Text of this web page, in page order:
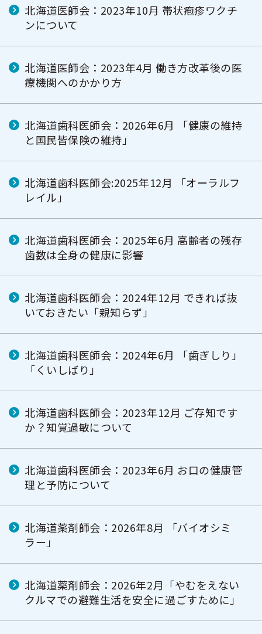
北海道医師会：2023年10月 帯状疱疹ワクチ
ンについて
北海道医師会：2023年4月 働き方改革後の医
療機関へのかかり方
北海道歯科医師会：2026年6月 「健康の維持
と国民皆保険の維持」
北海道歯科医師会:2025年12月 「オーラルフ
レイル」
北海道歯科医師会：2025年6月 高齢者の残存
歯数は全身の健康に影響
北海道歯科医師会：2024年12月 できれば抜
いておきたい「親知らず」
北海道歯科医師会：2024年6月 「歯ぎしり」
「くいしばり」
北海道歯科医師会：2023年12月 ご存知です
か？知覚過敏について
北海道歯科医師会：2023年6月 お口の健康管
理と予防について
北海道薬剤師会：2026年8月 「バイオシミ
ラー」
北海道薬剤師会：2026年2月「やむをえない
クルマでの避難生活を安全に過ごすために」